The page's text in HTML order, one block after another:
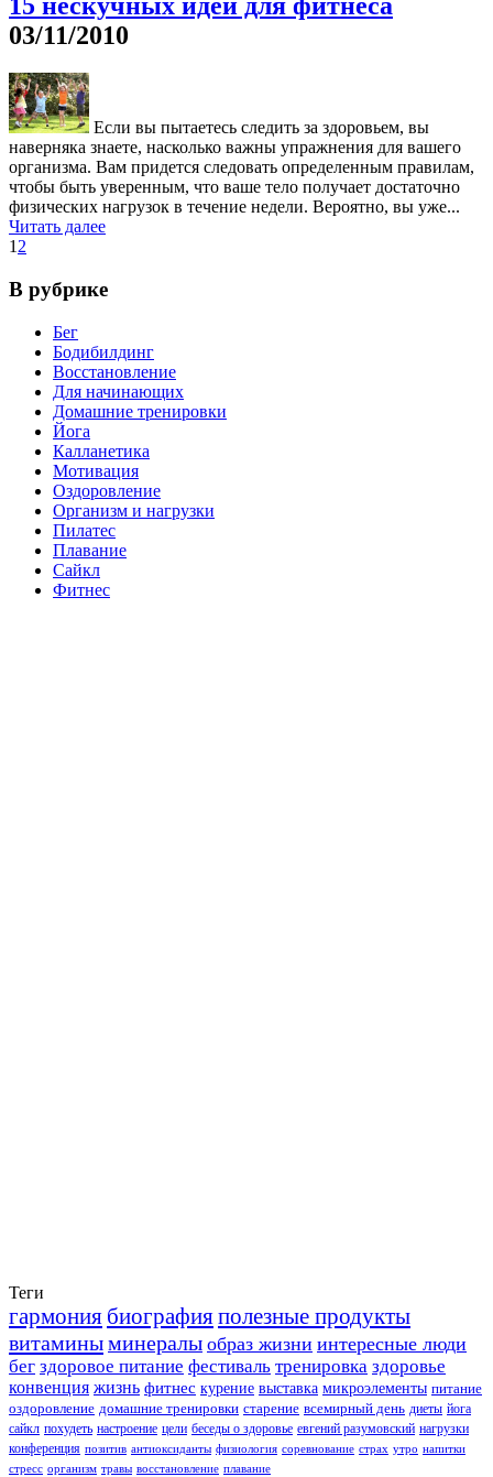
15 нескучных идей для фитнеса
03/11/2010
Eсли вы пытаетесь следить за здоровьем, вы
наверняка знаете, насколько важны упражнения для вашего
организма. Вам придется следовать определенным правилам,
чтобы быть уверенным, что ваше тело получает достаточно
физических нагрузок в течение недели. Вероятно, вы уже...
Читать далее
1 2
В рубрике
Бег
Бодибилдинг
Восстановление
Для начинающих
Домашние тренировки
Йога
Калланетика
Мотивация
Оздоровление
Организм и нагрузки
Пилатес
Плавание
Сайкл
Фитнес
Теги
гармония биографияполезные продукты
витаминыминералы образ жизни интересные люди
бег здоровое питание фестиваль тренировка здоровье
конвенция жизнь фитнес курение выставка микроэлементы питание
оздоровление домашние тренировки старение всемирный день диеты йога
сайкл похудеть настроение цели беседы о здоровье евгений разумовский нагрузки
конференция позитив антиоксиданты физиология соревнование страх утро напитки
стресс организм травы восстановление плавание